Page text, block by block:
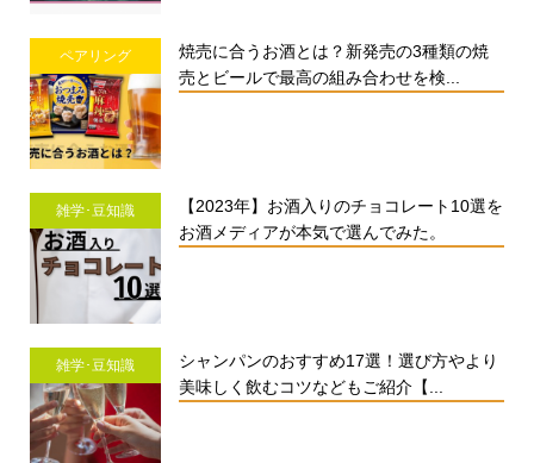
ペアリング
焼売に合うお酒とは？新発売の3種類の焼
売とビールで最高の組み合わせを検...
雑学･豆知識
【2023年】お酒入りのチョコレート10選を
お酒メディアが本気で選んでみた。
雑学･豆知識
シャンパンのおすすめ17選！選び方やより
美味しく飲むコツなどもご紹介【...